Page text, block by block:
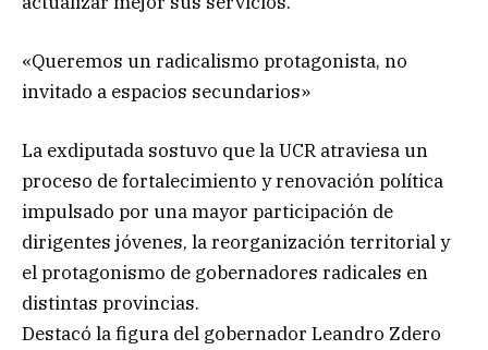
«Queremos un radicalismo protagonista, no
invitado a espacios secundarios»
La exdiputada sostuvo que la UCR atraviesa un
proceso de fortalecimiento y renovación política
impulsado por una mayor participación de
dirigentes jóvenes, la reorganización territorial y
el protagonismo de gobernadores radicales en
distintas provincias.
Destacó la figura del gobernador Leandro Zdero